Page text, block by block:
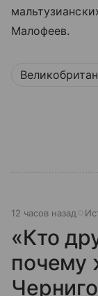
Малофеев.
12 часов назад
«Кто
почему